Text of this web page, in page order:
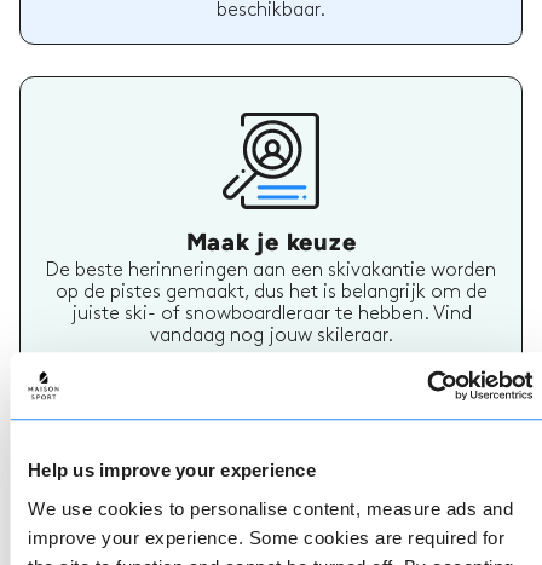
Help us improve your experience
We use cookies to personalise content, measure ads and
improve your experience. Some cookies are required for
beschikbaar.
Maak je keuze
De beste herinneringen aan een skivakantie worden
op de pistes gemaakt, dus het is belangrijk om de
juiste ski- of snowboardleraar te hebben. Vind
vandaag nog jouw skileraar.